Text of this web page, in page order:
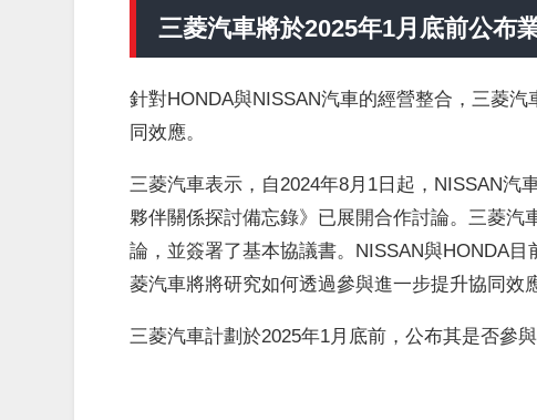
三菱汽車將於2025年1月底前公布
針對HONDA與NISSAN汽車的經營整合，三菱
同效應。
三菱汽車表示，自2024年8月1日起，NISSAN汽
夥伴關係探討備忘錄》已展開合作討論。三菱
論，並簽署了基本協議書。NISSAN與HONDA
菱汽車將將研究如何透過參與進一步提升協同效
三菱汽車計劃於2025年1月底前，公布其是否參